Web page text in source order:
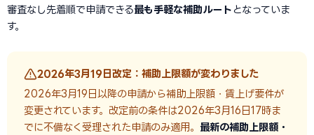
審査なし先着順で申請できる最も手軽な補助ルート となっていま
す。
2026年3月19日改定：補助上限額が変わりました
2026年3月19日以降の申請から補助上限額・賃上げ要件が
変更されています。改定前の条件は2026年3月16日17時ま
でに不備なく受理された申請のみ適用。 最新の補助上限額・